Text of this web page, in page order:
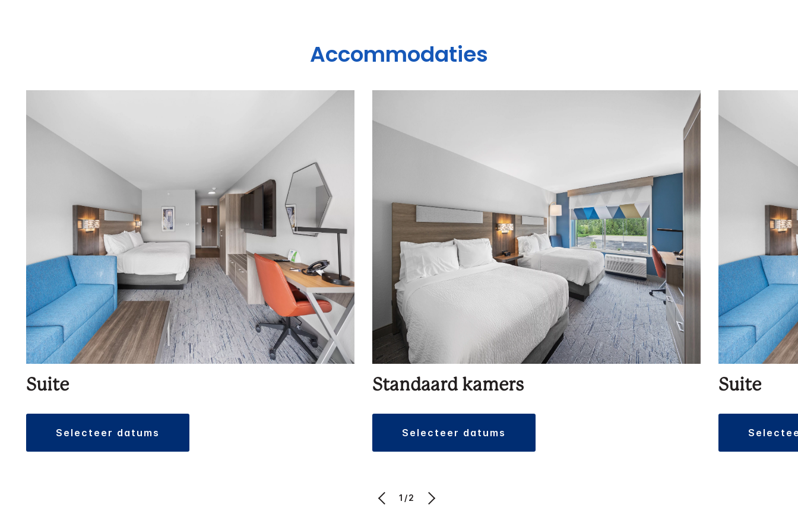
Accommodaties
Suite
selecteer datums
Standaard kamers
selecteer datums
Suite
1/2